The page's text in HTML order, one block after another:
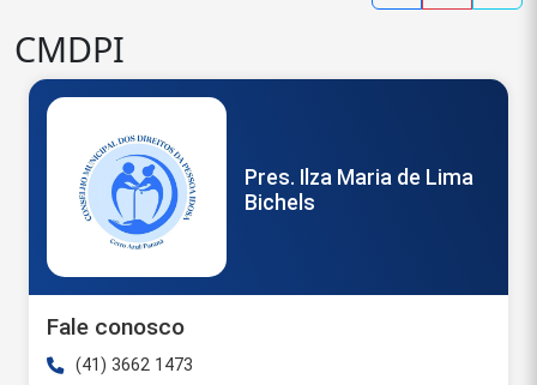
CMDPI
Pres. Ilza Maria de Lima
Bichels
Fale conosco
(41) 3662 1473